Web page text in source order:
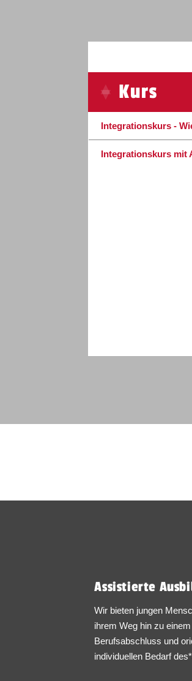
Kurs
Integrationskurs -
Integrationskurs mit
Assistierte
Wir bieten jungen
ihrem Weg hin zu
Berufsabschluss und
individuellen Bedarf